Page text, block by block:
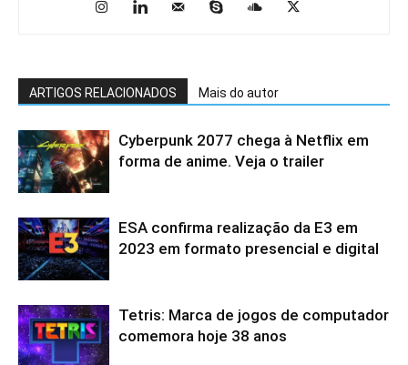
ARTIGOS RELACIONADOS Mais do autor
Cyberpunk 2077 chega à Netflix em
forma de anime. Veja o trailer
ESA confirma realização da E3 em
2023 em formato presencial e digital
Tetris: Marca de jogos de computador
comemora hoje 38 anos